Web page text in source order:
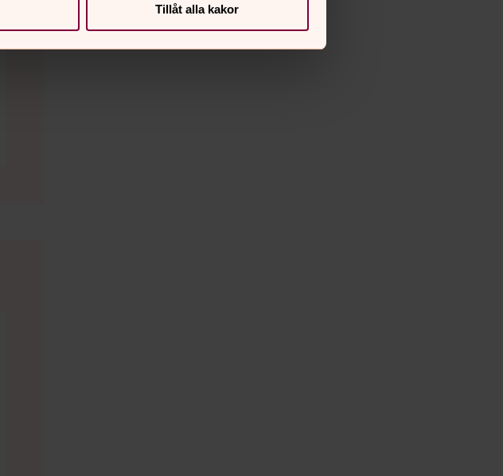
Tillåt alla kakor